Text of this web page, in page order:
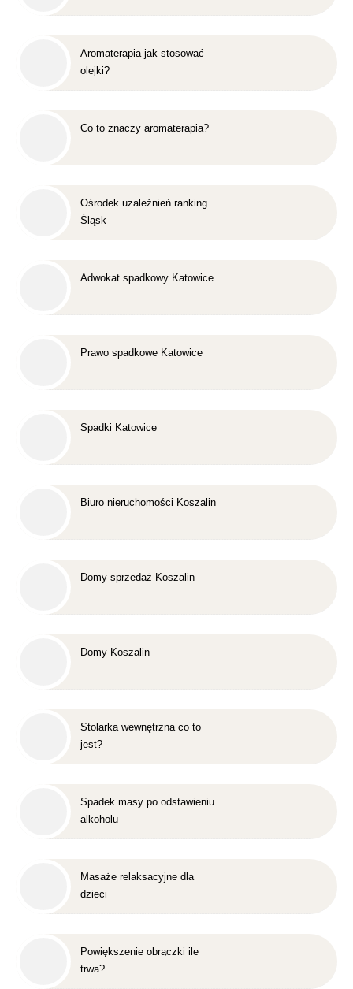
Aromaterapia jak stosować
olejki?
Co to znaczy aromaterapia?
Ośrodek uzależnień ranking
Śląsk
Adwokat spadkowy Katowice
Prawo spadkowe Katowice
Spadki Katowice
Biuro nieruchomości Koszalin
Domy sprzedaż Koszalin
Domy Koszalin
Stolarka wewnętrzna co to
jest?
Spadek masy po odstawieniu
alkoholu
Masaże relaksacyjne dla
dzieci
Powiększenie obrączki ile
trwa?